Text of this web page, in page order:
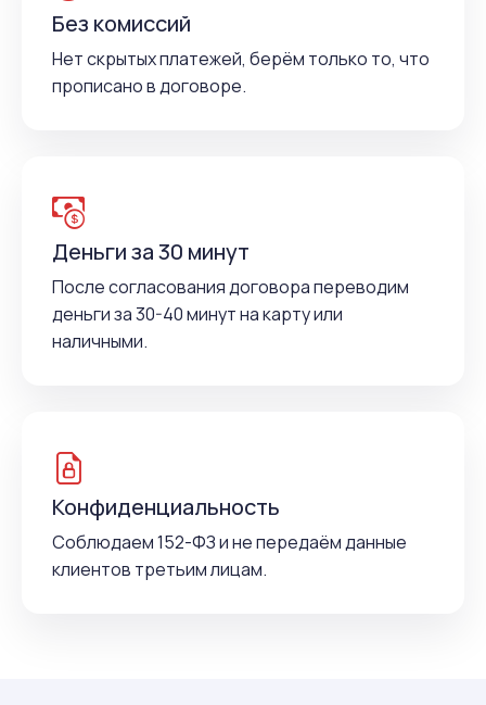
Без комиссий
Нет скрытых платежей, берём только то, что
прописано в договоре.
Деньги за 30 минут
После согласования договора переводим
деньги за 30-40 минут на карту или
наличными.
Конфиденциальность
Соблюдаем 152-ФЗ и не передаём данные
клиентов третьим лицам.